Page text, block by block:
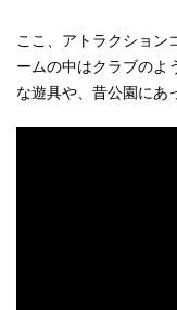
ここ、アトラクション
ームの中はクラブのよ
な遊具や、昔公園にあ